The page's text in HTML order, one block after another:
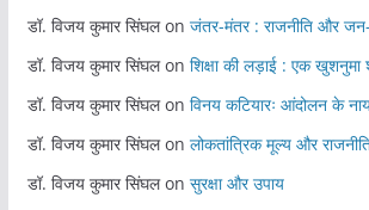
डॉ. विजय कुमार सिंघलon जंतर-मंतर : राजनीति और
डॉ. विजय कुमार सिंघलon शिक्षा की लड़ाई : एक खुशनुमा
डॉ. विजय कुमार सिंघलon विनय कटियारः आंदोलन के
डॉ. विजय कुमार सिंघलon लोकतांत्रिक मूल्य और
डॉ. विजय कुमार सिंघलon सुरक्षा और उपाय